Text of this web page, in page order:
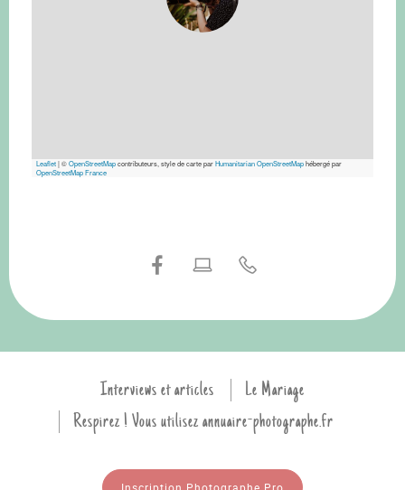
Leaflet|©OpenStreetMapcontributeurs, style de carte parHumanitarian OpenStreetMaphébergé par
OpenStreetMap France
Interviews et articles
Le Mariage
Respirez ! Vous utilisez annuaire-photographe.fr